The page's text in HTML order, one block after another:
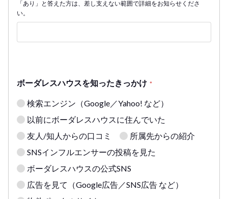
「あり」と答えた方は、差し支えない範囲で詳細をお知らせくださ
い。
ボーダレスハウスを知ったきっかけ *
検索エンジン（Google／Yahoo! など）
以前にボーダレスハウスに住んでいた
友人/知人からの口コミ
所属先からの紹介
SNSインフルエンサーの投稿を見た
ボーダレスハウスの公式SNS
広告を見て（Google広告／SNS広告 など）